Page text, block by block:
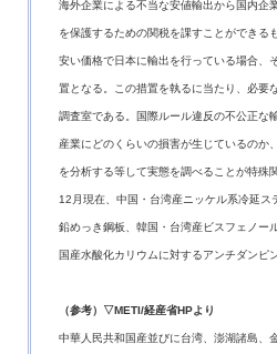
海外企業による不当な安値輸出から国内企
を保護するための関税を課すことができる
安い価格で日本に輸出を行っている場合、
置となる。この措置を執るに当たり、必要
調査室である。国際ルール違反の不公正な
産業にどのくらいの損害が生じているのか
を分析する等して実態を調べることが特殊
12月現在、中国・台湾産ニッケル系冷延ス
鉛めっき鋼板、韓国・台湾産ビスフェノー
国産水酸化カリウムに対するアンチダンピ
（参考）▽METI/経産省HPより
中華人民共和国産並びに台湾、澎湖諸島、